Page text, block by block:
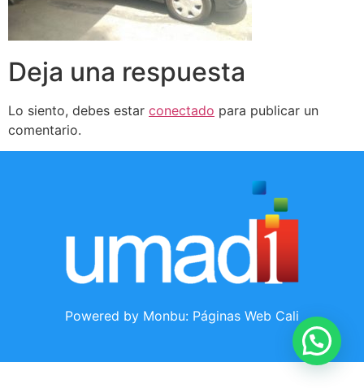
Deja una respuesta
Lo siento, debes estar conectado para publicar un
comentario.
Powered by Monbu: Páginas Web Cali